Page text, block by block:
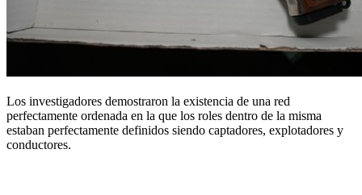
Los investigadores demostraron la existencia de una red
perfectamente ordenada en la que los roles dentro de la misma
estaban perfectamente definidos siendo captadores, explotadores y
conductores.